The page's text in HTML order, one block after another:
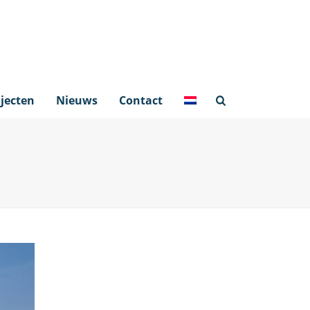
Nieuws Contact